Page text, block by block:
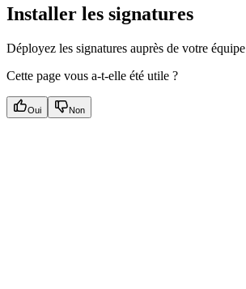
Installer les signatures
Déployez les signatures auprès de votre équipe
Cette page vous a-t-elle été utile ?
Oui Non